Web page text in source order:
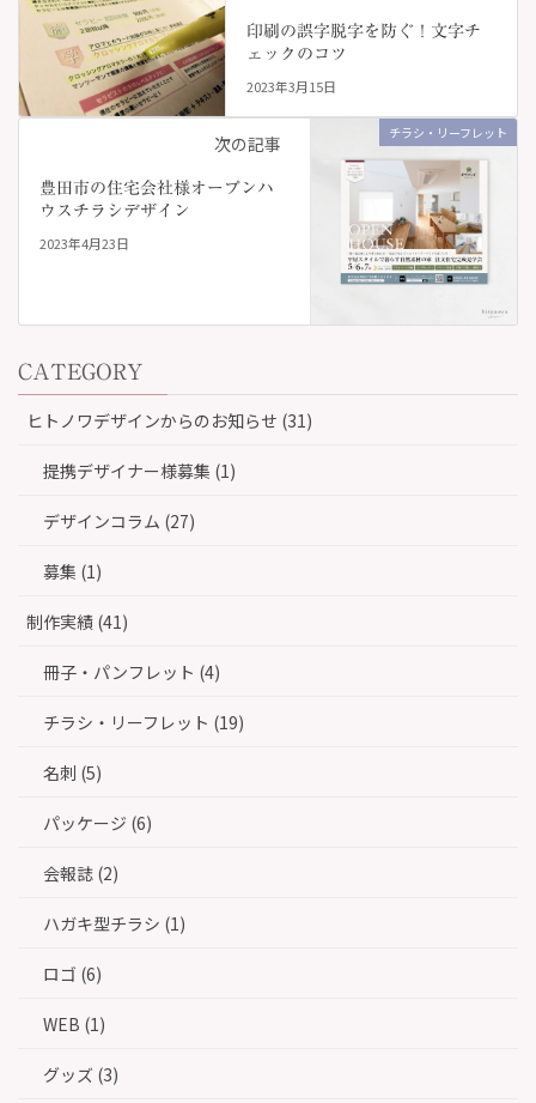
印刷の誤字脱字を防ぐ！文字チ
ェックのコツ
2023年3月15日
チラシ・リーフレット
次の記事
豊田市の住宅会社様オープンハ
ウスチラシデザイン
2023年4月23日
CATEGORY
ヒトノワデザインからのお知らせ (31)
提携デザイナー様募集 (1)
デザインコラム (27)
募集 (1)
制作実績 (41)
冊子・パンフレット (4)
チラシ・リーフレット (19)
名刺 (5)
パッケージ (6)
会報誌 (2)
ハガキ型チラシ (1)
ロゴ (6)
WEB (1)
グッズ (3)